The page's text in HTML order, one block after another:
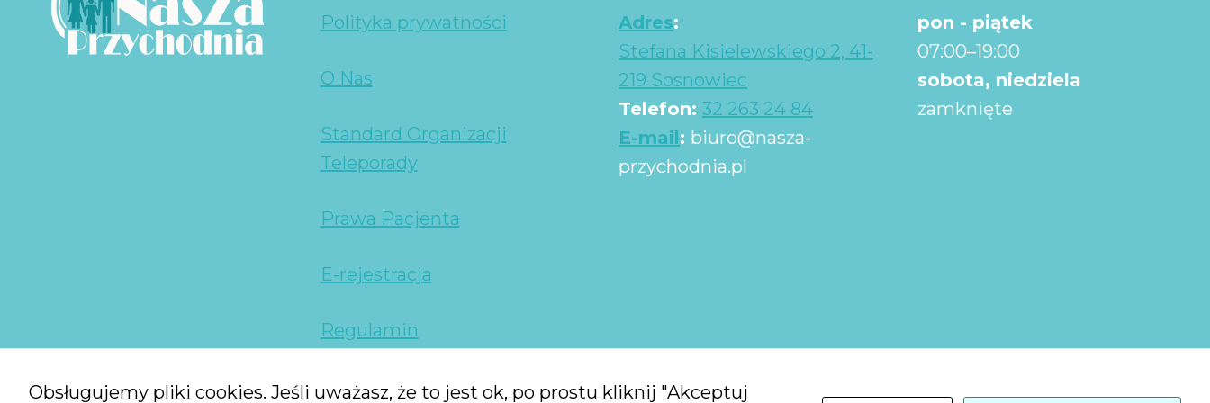
Polityka prywatności
O Nas
Standard Organizacji
Teleporady
Prawa Pacjenta
E-rejestracja
Regulamin
Adres:
Stefana Kisielewskiego 2, 41-
219 Sosnowiec
Telefon: 32 263 24 84
E-mail: biuro@nasza-
przychodnia.pl
pon - piątek
07:00–19:00
sobota, niedziela
zamknięte
Obsługujemy pliki cookies. Jeśli uważasz, że to jest ok, po prostu kliknij "Akceptuj